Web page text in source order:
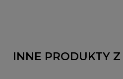
INNE PRODUKTY